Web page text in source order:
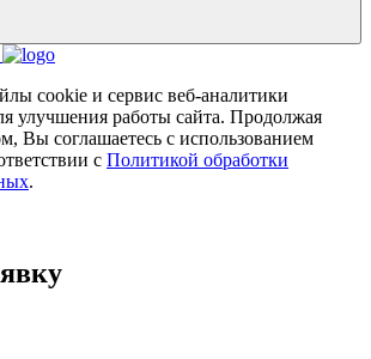
cookie и сервис веб-аналитики
улучшения работы сайта. Продолжая
Вы соглашаетесь с использованием
с Политикой обработки
.